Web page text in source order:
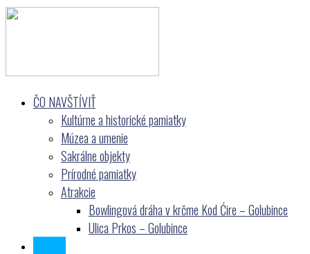
ČO NAVŠTĺVIŤ
Kultúrne a historické pamiatky
Múzea a umenie
Sakrálne objekty
Prírodné pamiatky
Atrakcie
Bowlingová dráha v krčme Kod Ćire – Golubince
Ulica Prkos – Golubince